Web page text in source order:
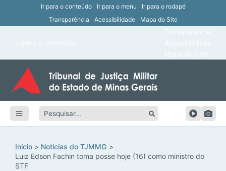
Ir para o conteúdo Ir para o menu
Ir para o rodapé
Transparência
Acessibilidade Mapa do Site
Pesquisar:
Início
Notícias do TJMMG
Luiz Edson Fachin toma posse hoje (16) como ministro do
STF